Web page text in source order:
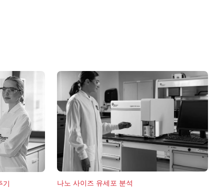
기 나노 사이즈 유세포 분석